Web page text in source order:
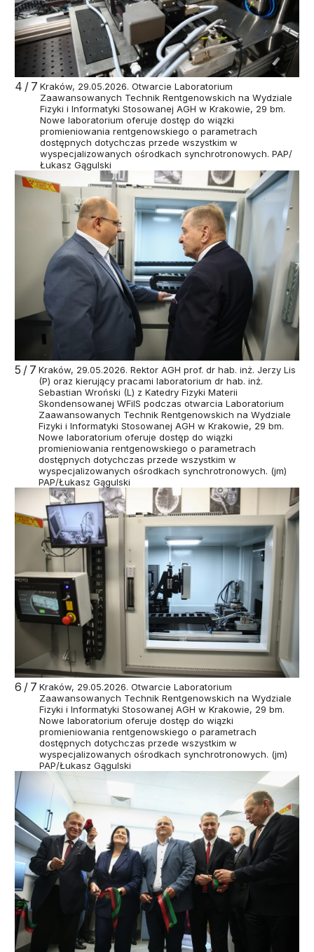
4/7 Kraków, 29.05.2026. Otwarcie Laboratorium
Zaawansowanych Technik Rentgenowskich na Wydziale
Fizyki i Informatyki Stosowanej AGH w Krakowie, 29 bm.
Nowe laboratorium oferuje dostęp do wiązki
promieniowania rentgenowskiego o parametrach
dostępnych dotychczas przede wszystkim w
wyspecjalizowanych ośrodkach synchrotronowych. PAP/
Łukasz Gągulski
5/7 Kraków, 29.05.2026. Rektor AGH prof. dr hab. inż. Jerzy Lis
(P) oraz kierujący pracami laboratorium dr hab. inż.
Sebastian Wroński (L) z Katedry Fizyki Materii
Skondensowanej WFiIS podczas otwarcia Laboratorium
Zaawansowanych Technik Rentgenowskich na Wydziale
Fizyki i Informatyki Stosowanej AGH w Krakowie, 29 bm.
Nowe laboratorium oferuje dostęp do wiązki
promieniowania rentgenowskiego o parametrach
dostępnych dotychczas przede wszystkim w
wyspecjalizowanych ośrodkach synchrotronowych. (jm)
PAP/Łukasz Gągulski
6/7 Kraków, 29.05.2026. Otwarcie Laboratorium
Zaawansowanych Technik Rentgenowskich na Wydziale
Fizyki i Informatyki Stosowanej AGH w Krakowie, 29 bm.
Nowe laboratorium oferuje dostęp do wiązki
promieniowania rentgenowskiego o parametrach
dostępnych dotychczas przede wszystkim w
wyspecjalizowanych ośrodkach synchrotronowych. (jm)
PAP/Łukasz Gągulski